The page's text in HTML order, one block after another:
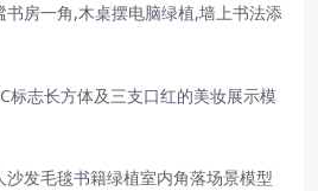
书房一角,木桌摆电脑绿植,墙上书法添
标志长方体及三支口红的美妆展示模
沙发毛毯书籍绿植室内角落场景模型